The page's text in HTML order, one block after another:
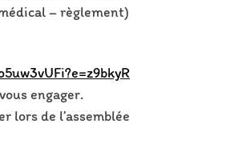
– règlement)
engager.
lors de l’assemblée